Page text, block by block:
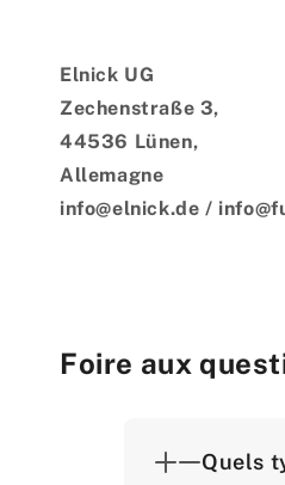
Elnick UG
Zechenstraße 3,
44536 Lünen,
Allemagne
info@elnick.de /
Foire aux
Quels